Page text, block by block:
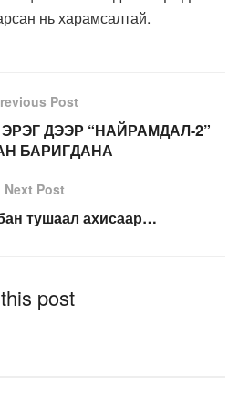
нь харамсалтай.
Post
ДЭЭР “НАЙРАМДАЛ-2”
БАРИГДАНА
Next Post
тушаал ахисаар…
post